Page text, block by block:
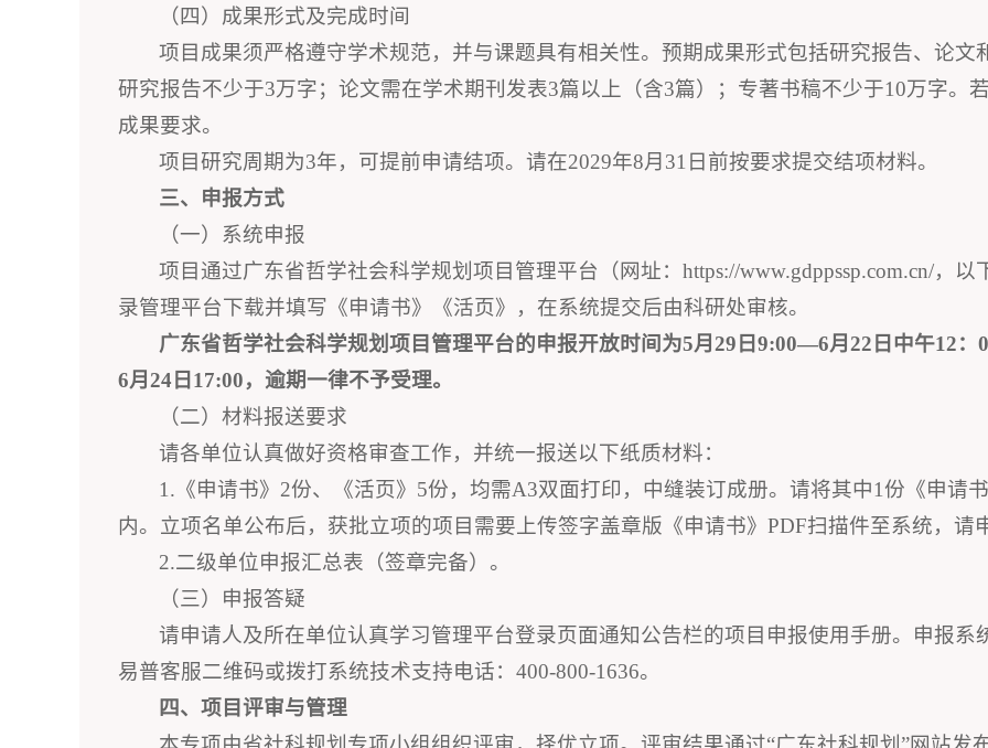
（四）成果形式及完成时间
项目成果须严格遵守学术规范，并与课题具有相关性。预期成果形式包括研究报告、论文
研究报告不少于3万字；论文需在学术期刊发表3篇以上（含3篇）；专著书稿不少于10万字。
成果要求。
项目研究周期为3年，可提前申请结项。请在2029年8月31日前按要求提交结项材料。
三、申报方式
（一）系统申报
项目通过广东省哲学社会科学规划项目管理平台（网址：https://www.gdppssp.com.cn/，
录管理平台下载并填写《申请书》《活页》，在系统提交后由科研处审核。
广东省哲学社会科学规划项目管理平台的申报开放时间为5月29日9:00—6月22日中午12：
6月24日17:00，逾期一律不予受理。
（二）材料报送要求
请各单位认真做好资格审查工作，并统一报送以下纸质材料：
1.《申请书》2份、《活页》5份，均需A3双面打印，中缝装订成册。请将其中1份《申请
内。立项名单公布后，获批立项的项目需要上传签字盖章版《申请书》PDF扫描件至系统，请
2.二级单位申报汇总表（签章完备）。
（三）申报答疑
请申请人及所在单位认真学习管理平台登录页面通知公告栏的项目申报使用手册。申报
易普客服二维码或拨打系统技术支持电话：400-800-1636。
四、项目评审与管理